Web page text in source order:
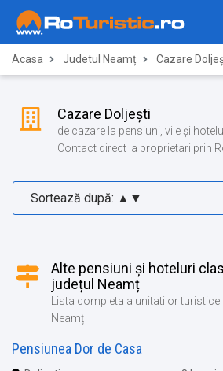
Acasa Judetul Neamț Cazare
Cazare Doljești
de cazare la pensiuni, vile și
Contact direct la proprietari prin
Alte pensiuni și hoteluri
județul Neamț
Lista completa a unitatilor turistice
Neamț
Pensiunea Dor de Casa